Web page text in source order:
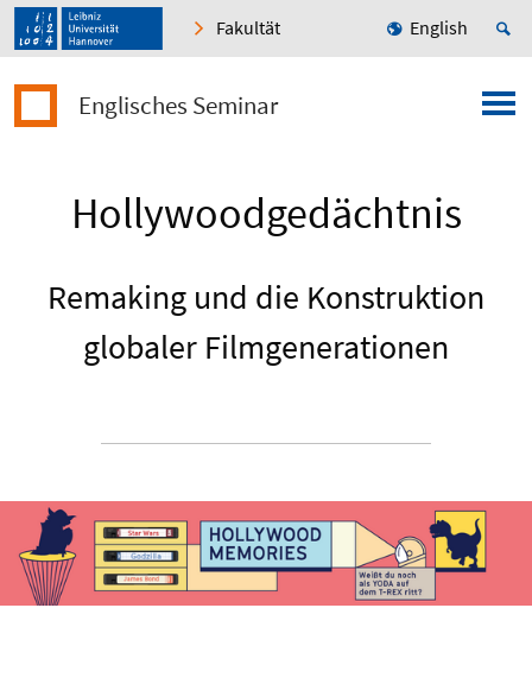
Fakultät English
Englisches Seminar
Hollywoodgedächtnis
Remaking und die Konstruktion
globaler Filmgenerationen